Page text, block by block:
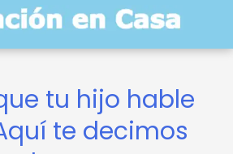
tu hijo hable
te decimos